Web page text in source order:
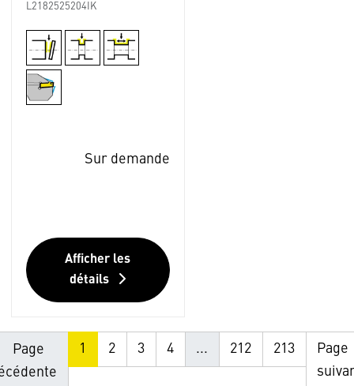
L2182525204IK
Sur demande
Afficher les
détails
Page
1 2 3 4 ... 212 213
Page